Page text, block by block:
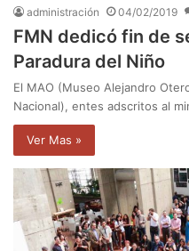
administración 04/02/2019
FMN dedicó fin de
Paradura del Niño
El MAO (Museo Alejandro
Nacional), entes adscritos al
Ver Mas »